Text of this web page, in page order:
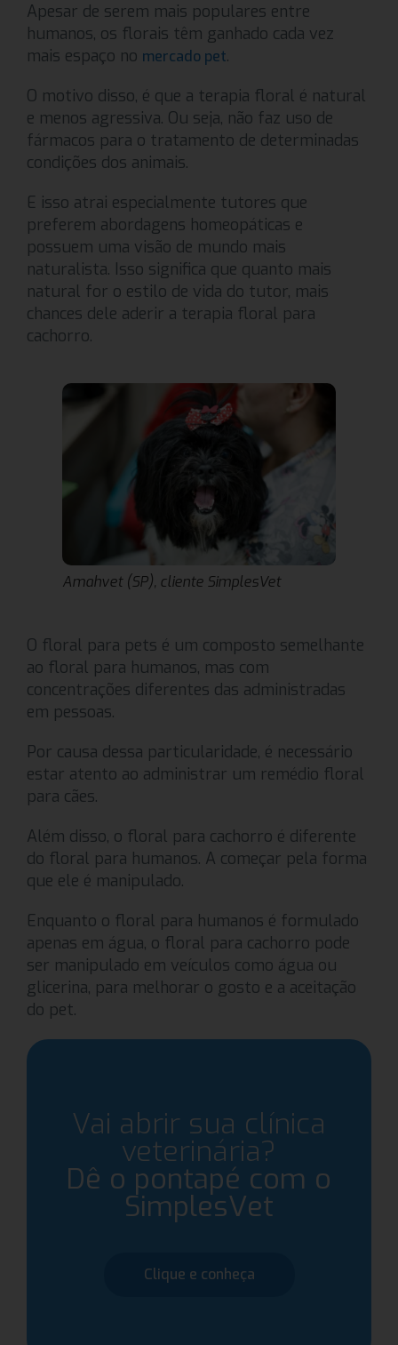
Apesar de serem mais populares entre
humanos, os florais têm ganhado cada vez
mais espaço no mercado pet.
O motivo disso, é que a terapia floral é natural
e menos agressiva. Ou seja, não faz uso de
fármacos para o tratamento de determinadas
condições dos animais.
E isso atrai especialmente tutores que
preferem abordagens homeopáticas e
possuem uma visão de mundo mais
naturalista. Isso significa que quanto mais
natural for o estilo de vida do tutor, mais
chances dele aderir a terapia floral para
cachorro.
Amahvet (SP), cliente SimplesVet
O floral para pets é um composto semelhante
ao floral para humanos, mas com
concentrações diferentes das administradas
em pessoas.
Por causa dessa particularidade, é necessário
estar atento ao administrar um remédio floral
para cães.
Além disso, o floral para cachorro é diferente
do floral para humanos. A começar pela forma
que ele é manipulado.
Enquanto o floral para humanos é formulado
apenas em água, o floral para cachorro pode
ser manipulado em veículos como água ou
glicerina, para melhorar o gosto e a aceitação
do pet.
Vai abrir sua clínica
veterinária?
Dê o pontapé com o
SimplesVet
Clique e conheça